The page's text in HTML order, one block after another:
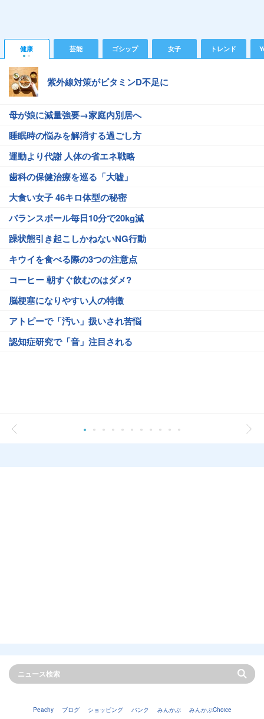
健康 芸能 ゴシップ 女子 トレンド
紫外線対策がビタミンD不足に
母が娘に減量強要→家庭内別居へ
睡眠時の悩みを解消する過ごし方
運動より代謝 人体の省エネ戦略
歯科の保健治療を巡る「大嘘」
大食い女子 46キロ体型の秘密
バランスボール毎日10分で20kg減
躁状態引き起こしかねないNG行動
キウイを食べる際の3つの注意点
コーヒー 朝すぐ飲むのはダメ?
脳梗塞になりやすい人の特徴
アトピーで「汚い」扱いされ苦悩
認知症研究で「音」注目される
Peachy ブログ ショッピング バンク みんかぶ みんかぶChoice